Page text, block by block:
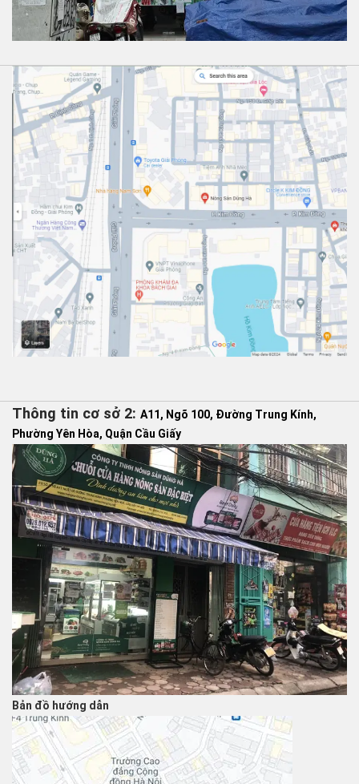
Thông tin cơ sở 2: A11, Ngõ 100, Đường Trung Kính,
Phường Yên Hòa, Quận Cầu Giấy
Bản đồ hướng dẫn